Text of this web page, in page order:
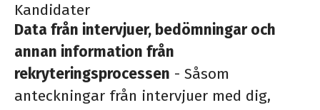
Kandidater
Data från intervjuer, bedömningar och
annan information från
rekryteringsprocessen - Såsom
anteckningar från intervjuer med dig,